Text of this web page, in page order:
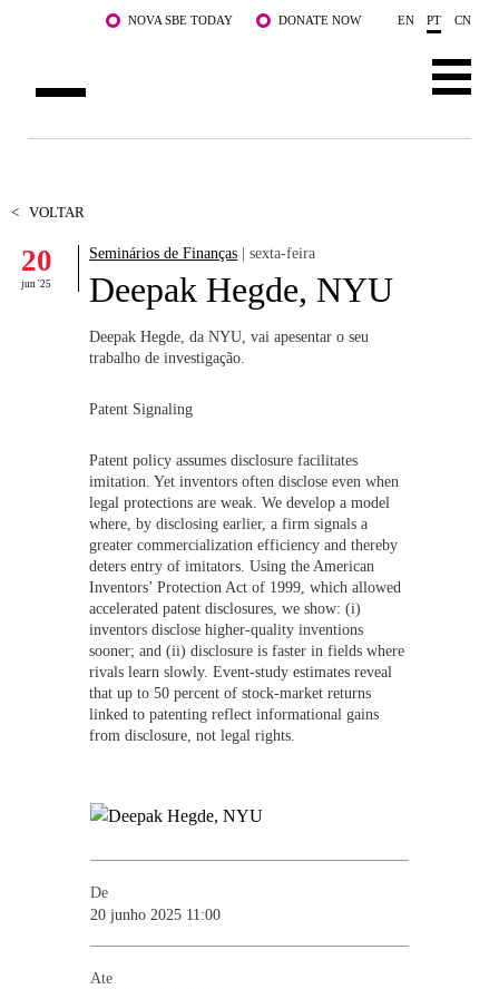
Saltar para o conteúdo principalNOVA SBE TODAY DONATE NOW EN PT CN
DOCENTES E INVESTIGAÇÃO
COMUNIDADE
LIFE AT NOVA SBE
WHAT'S HAPPENING
< VOLTAR
20
jun '25
Seminários de Finanças | sexta-feira
Deepak Hegde, NYU
Deepak Hegde, da NYU, vai apesentar o seu
trabalho de investigação.
Patent Signaling
Patent policy assumes disclosure facilitates
imitation. Yet inventors often disclose even when
legal protections are weak. We develop a model
where, by disclosing earlier, a firm signals a
greater commercialization efficiency and thereby
deters entry of imitators. Using the American
Inventors’ Protection Act of 1999, which allowed
accelerated patent disclosures, we show: (i)
inventors disclose higher-quality inventions
sooner; and (ii) disclosure is faster in fields where
rivals learn slowly. Event-study estimates reveal
that up to 50 percent of stock-market returns
linked to patenting reflect informational gains
from disclosure, not legal rights.
De
20 junho 2025 11:00
Ate